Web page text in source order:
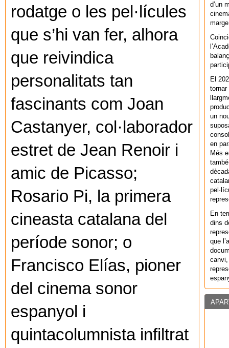
rodatge o les pel·lícules
que s’hi van fer, alhora
que reivindica
personalitats tan
fascinants com Joan
Castanyer, col·laborador
estret de Jean Renoir i
amic de Picasso;
Rosario Pi, la primera
cineasta catalana del
període sonor; o
Francisco Elías, pioner
del cinema sonor
espanyol i
quintacolumnista infiltrat
d’un
El
un
en
Més
En
dins
que
canvi,